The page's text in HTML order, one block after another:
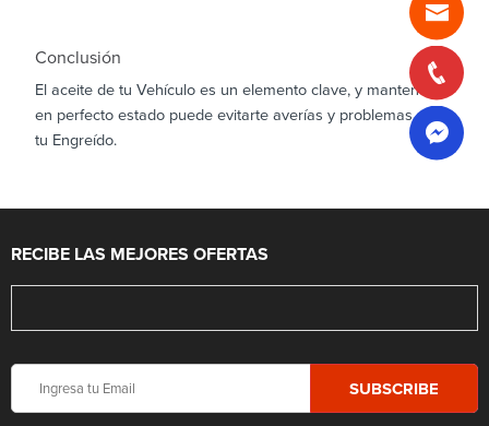
Conclusión
El aceite de tu Vehículo es un elemento clave, y mantenerlo
en perfecto estado puede evitarte averías y problemas con
tu Engreído.
RECIBE LAS MEJORES OFERTAS